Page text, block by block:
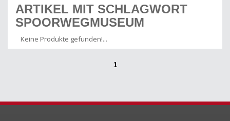
ARTIKEL MIT SCHLAGWORT
SPOORWEGMUSEUM
Keine Produkte gefunden!...
1